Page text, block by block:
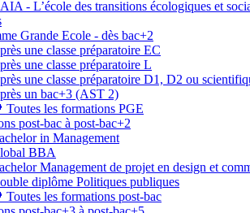
- L’école des transitions écologiques et
Grande Ecole - dès bac+2
une classe préparatoire EC
une classe préparatoire L
une classe préparatoire D1, D2 ou
un bac+3 (AST 2)
Toutes les formations PGE
post-bac à post-bac+2
in Management
BBA
Management de projet en design et
diplôme Politiques publiques
Toutes les formations post-bac